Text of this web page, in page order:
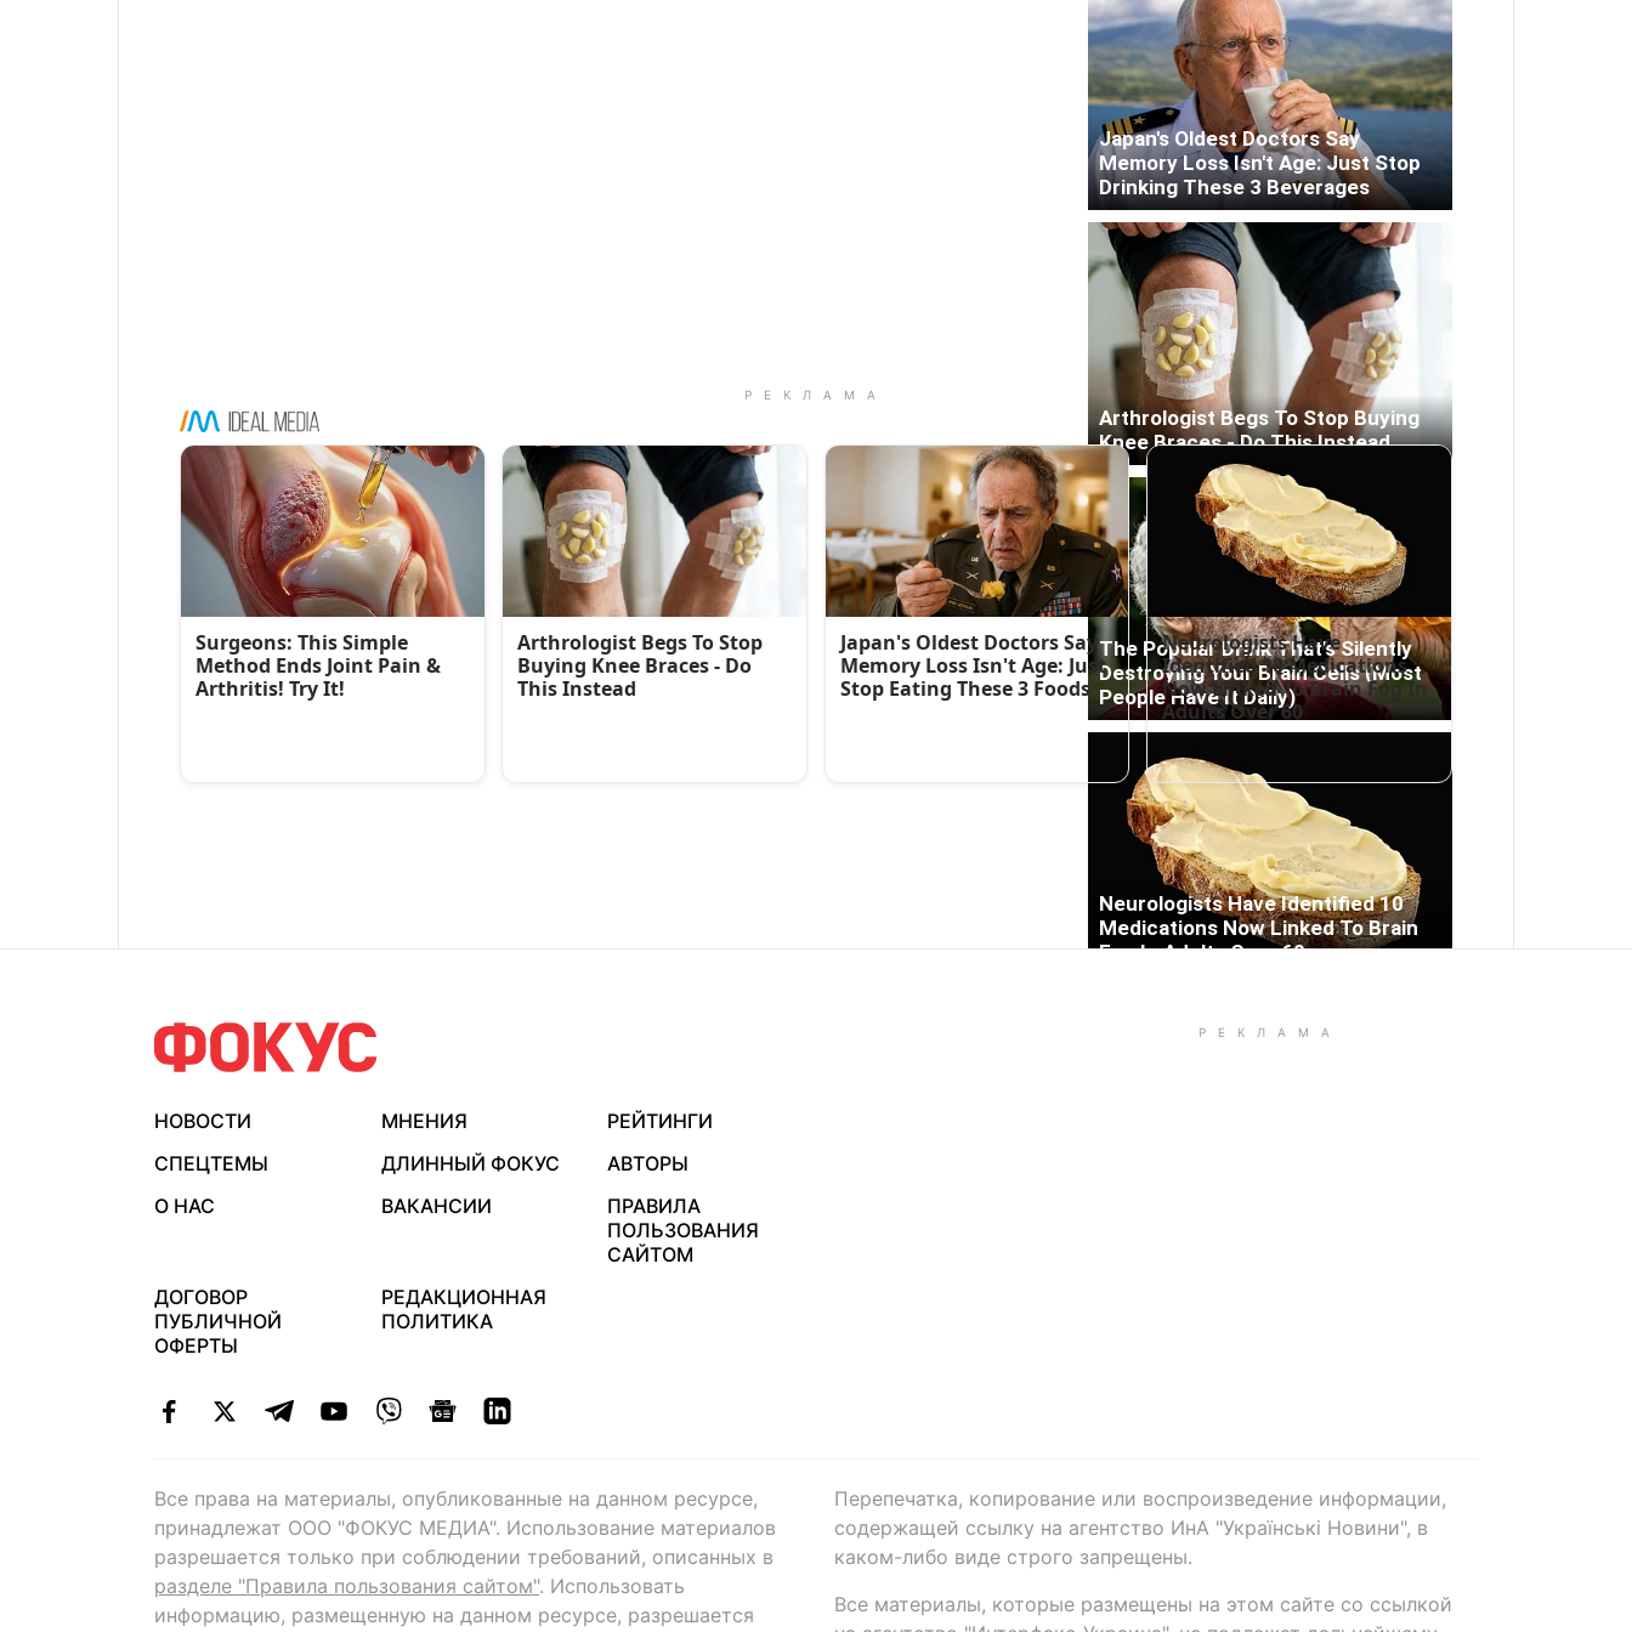
НОВОСТИ МНЕНИЯ
РЕЙТИНГИ
СПЕЦТЕМЫ
ДЛИННЫЙ ФОКУС
АВТОРЫ
О НАС
ВАКАНСИИ
ПРАВИЛА
ПОЛЬЗОВАНИЯ
САЙТОМ
ДОГОВОР
ПУБЛИЧНОЙ
ОФЕРТЫ
РЕДАКЦИОННАЯ
ПОЛИТИКА
Все права на материалы, опубликованные на данном ресурсе,
принадлежат ООО "ФОКУС МЕДИА". Использование материалов
разрешается только при соблюдении требований, описанных в
разделе "Правила пользования сайтом". Использовать
информацию, размещенную на данном ресурсе, разрешается
Перепечатка, копирование или воспроизведение информации,
содержащей ссылку на агентство ИнА "Українські Новини", в
каком-либо виде строго запрещены.
Все материалы, которые размещены на этом сайте со ссылкой